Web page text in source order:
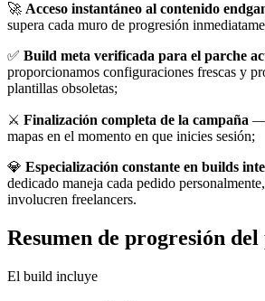
🚀 Acceso instantáneo al contenido
supera cada muro de progresión
✅ Build meta verificada para el parche
proporcionamos configuraciones frescas y
plantillas obsoletas;
⚔️ Finalización completa de la campaña —
mapas en el momento en que inicies sesión;
💎 Especialización constante en builds
dedicado maneja cada pedido
involucren freelancers.
Resumen de progresión del
El build incluye